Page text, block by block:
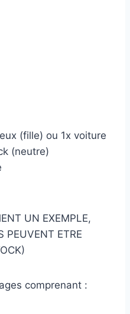
(fille) ou 1x voiture
(neutre)
UN EXEMPLE,
PEUVENT ETRE
comprenant :